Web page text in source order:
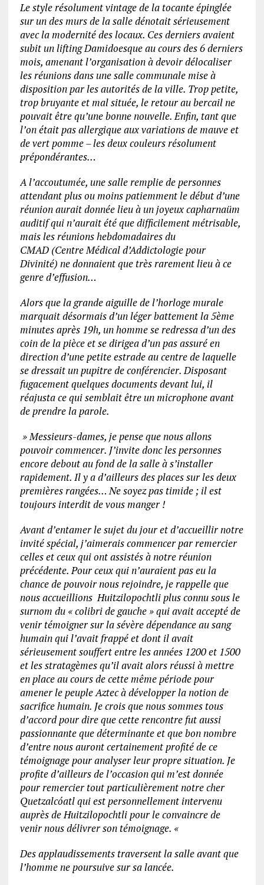
Le style résolument vintage de la tocante épinglée
sur un des murs de la salle dénotait sérieusement
avec la modernité des locaux. Ces derniers avaient
subit un lifting Damidoesque au cours des 6 derniers
mois, amenant l’organisation à devoir délocaliser
les réunions dans une salle communale mise à
disposition par les autorités de la ville. Trop petite,
trop bruyante et mal située, le retour au bercail ne
pouvait être qu’une bonne nouvelle. Enfin, tant que
l’on était pas allergique aux variations de mauve et
de vert pomme – les deux couleurs résolument
prépondérantes…
A l’accoutumée, une salle remplie de personnes
attendant plus ou moins patiemment le début d’une
réunion aurait donnée lieu à un joyeux capharnaüm
auditif qui n’aurait été que difficilement métrisable,
mais les réunions hebdomadaires du
CMAD (Centre Médical d’Addictologie pour
Divinité) ne donnaient que très rarement lieu à ce
genre d’effusion…
Alors que la grande aiguille de l’horloge murale
marquait désormais d’un léger battement la 5ème
minutes après 19h, un homme se redressa d’un des
coin de la pièce et se dirigea d’un pas assuré en
direction d’une petite estrade au centre de laquelle
se dressait un pupitre de conférencier. Disposant
fugacement quelques documents devant lui, il
réajusta ce qui semblait être un microphone avant
de prendre la parole.
» Messieurs-dames, je pense que nous allons
pouvoir commencer. J’invite donc les personnes
encore debout au fond de la salle à s’installer
rapidement. Il y a d’ailleurs des places sur les deux
premières rangées… Ne soyez pas timide ; il est
toujours interdit de vous manger !
Avant d’entamer le sujet du jour et d’accueillir notre
invité spécial, j’aimerais commencer par remercier
celles et ceux qui ont assistés à notre réunion
précédente. Pour ceux qui n’auraient pas eu la
chance de pouvoir nous rejoindre, je rappelle que
nous accueillions Huitzilopochtli plus connu sous le
surnom du « colibri de gauche » qui avait accepté de
venir témoigner sur la sévère dépendance au sang
humain qui l’avait frappé et dont il avait
sérieusement souffert entre les années 1200 et 1500
et les stratagèmes qu’il avait alors réussi à mettre
en place au cours de cette même période pour
amener le peuple Aztec à développer la notion de
sacrifice humain. Je crois que nous sommes tous
d’accord pour dire que cette rencontre fut aussi
passionnante que déterminante et que bon nombre
d’entre nous auront certainement profité de ce
témoignage pour analyser leur propre situation. Je
profite d’ailleurs de l’occasion qui m’est donnée
pour remercier tout particulièrement notre cher
Quetzalcóatl qui est personnellement intervenu
auprès de Huitzilopochtli pour le convaincre de
venir nous délivrer son témoignage. «
Des applaudissements traversent la salle avant que
l’homme ne poursuive sur sa lancée.